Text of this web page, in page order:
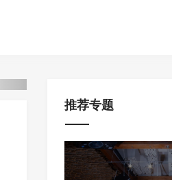
推荐专题